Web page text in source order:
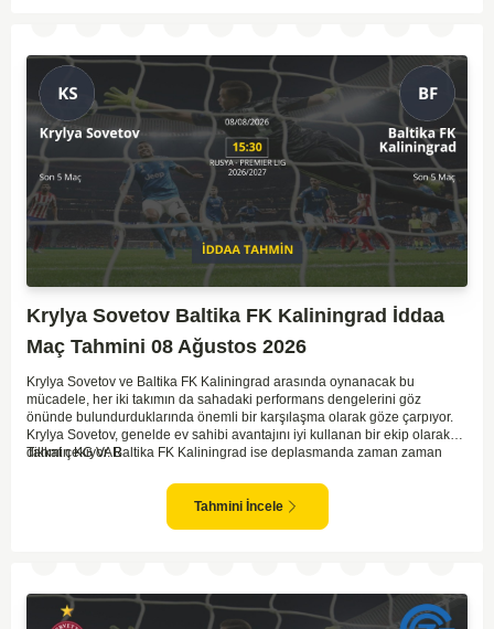
Krylya Sovetov Baltika FK Kaliningrad İddaa
Maç Tahmini 08 Ağustos 2026
Krylya Sovetov ve Baltika FK Kaliningrad arasında oynanacak bu
mücadele, her iki takımın da sahadaki performans dengelerini göz
önünde bulundurduklarında önemli bir karşılaşma olarak göze çarpıyor.
Krylya Sovetov, genelde ev sahibi avantajını iyi kullanan bir ekip olarak
dikkat çekiyor. Baltika FK Kaliningrad ise deplasmanda zaman zaman
ve seyirci desteğini arkasına alarak gol yollarında etkili olması, maçın
seyrini değiştirebilecek bir faktör olarak değerlendiriliyor. Bununla birlikte,
Baltika'nın savunma direncini kırabilmesi, maçı daha heyecanlı hale
Tahmin KG VAR
Tahmini İncele